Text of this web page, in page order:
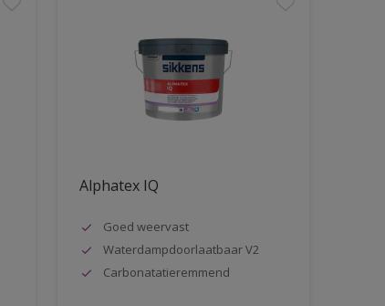
Alphatex IQ
Goed weervast
Waterdampdoorlaatbaar V2
Carbonatatieremmend